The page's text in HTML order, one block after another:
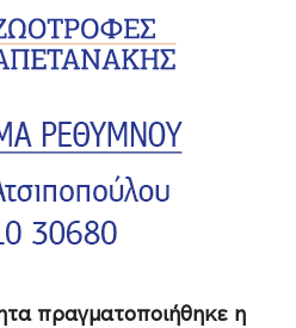
πραγματοποιήθηκε η